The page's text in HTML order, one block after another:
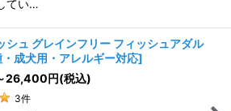
てい…
シュ グレインフリー フィッシュアダル
成犬用・アレルギー対応]
26,400円(税込)
3件